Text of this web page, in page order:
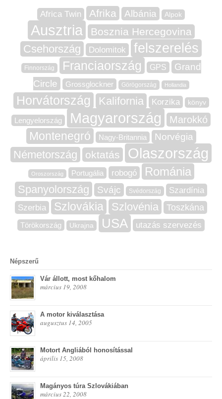
Africa Twin Afrika Albánia Alpok
Ausztria Bosznia Hercegovina
Csehország Dolomitok felszerelés
Finnország Franciaország GPS
Grand
Circle
Grossglockner Görögország Hollandia
Horvátország Kalifornia Korzika könyv
Lengyelország Magyarország Marokkó
Montenegró Nagy-Britannia Norvégia
Németország oktatás Olaszország
Oroszország Portugália robogó Románia
Spanyolország Svájc Svédország
Szardínia
Szerbia
Szlovákia Szlovénia Toszkána
Törökország Ukrajna USA utazás szervezés
Népszerű
Vár állott, most kőhalom
március 19, 2008
A motor kiválasztása
augusztus 14, 2005
Motort Angliából honosítással
április 15, 2008
Magányos túra Szlovákiában
március 22, 2008